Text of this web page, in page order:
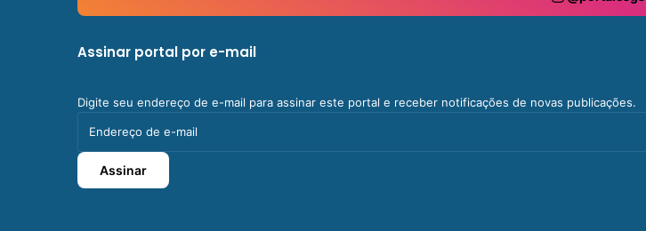
Assinar portal por e-mail
Digite seu endereço de e-mail para assinar este portal e receber notificações de novas publicações.
de
e-
mail
Assinar